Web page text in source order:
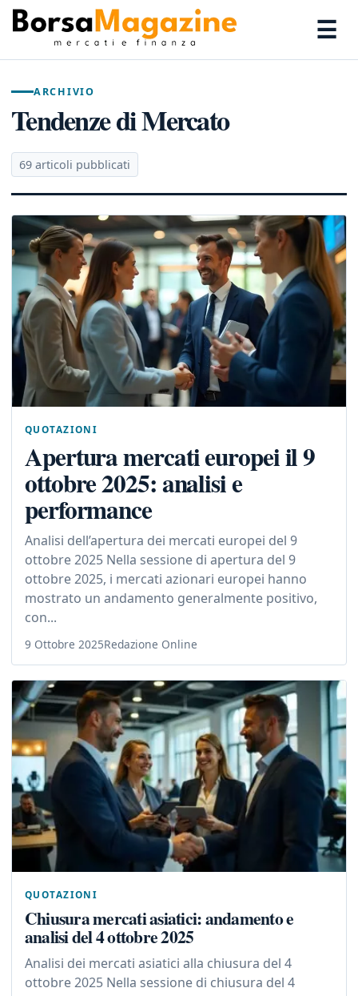
☰
ARCHIVIO
Tendenze di Mercato
69 articoli pubblicati
QUOTAZIONI
Apertura mercati europei il 9
ottobre 2025: analisi e
performance
Analisi dell’apertura dei mercati europei del 9
ottobre 2025 Nella sessione di apertura del 9
ottobre 2025, i mercati azionari europei hanno
mostrato un andamento generalmente positivo,
con...
9 Ottobre 2025Redazione Online
QUOTAZIONI
Chiusura mercati asiatici: andamento e
analisi del 4 ottobre 2025
Analisi dei mercati asiatici alla chiusura del 4
ottobre 2025 Nella sessione di chiusura del 4